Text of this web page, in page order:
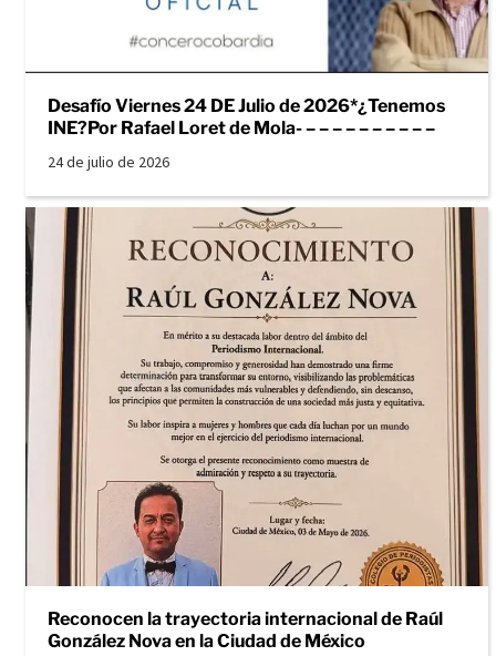
Desafío Viernes 24 DE Julio de 2026*¿Tenemos
INE?Por Rafael Loret de Mola- – – – – – – – – – –
24 de julio de 2026
Reconocen la trayectoria internacional de Raúl
González Nova en la Ciudad de México